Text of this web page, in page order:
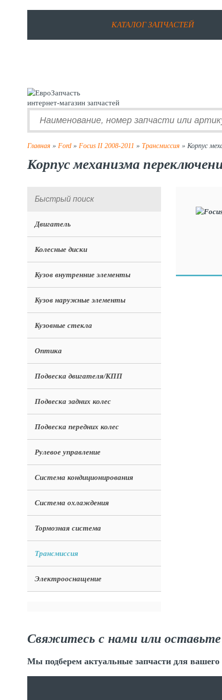
КАТАЛОГ ЗАПЧАСТЕЙ
интернет-магазин запчастей
Главная » Ford » Focus II 2008-2011 » Трансмиссия » Корпус
Корпус механизма
Двигатель
Колесные диски
Кузов внутренние элементы
Кузов наружные элементы
Кузовные стекла
Оптика
Подвеска двигателя/КПП
Подвеска задних колес
Подвеска передних колес
Рулевое управление
Система кондиционирования
Система охлаждения
Тормозная система
Трансмиссия
Электрооснащение
Свяжитесь с нами или оставьте
Мы подберем актуальные запчасти для вашего